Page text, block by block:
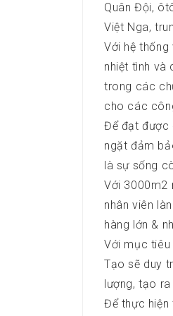
Quân Đội,
Việt Nga,
Với hệ
nhiệt tình và
trong các
cho các
Để đạt được
ngặt đảm
là sự sống
Với 3000m2
nhân viên
hàng lớn &
Với mục
Tạo sẽ duy
lượng, tạo
Để thực hiện